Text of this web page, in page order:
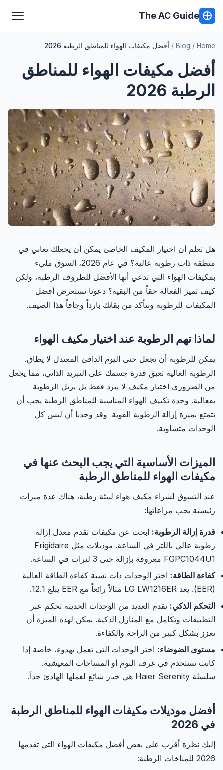
The AC Guide
Home
Blog أفضل مكيفات الهواء للمناطق الرطبة 2026
أفضل مكيفات الهواء للمناطق
الرطبة 2026
هل تعلم أن اختيار المكيف الخاطئ يمكن أن يجعلك تعاني في
منطقة ذات رطوبة عالية؟ في عام 2026، السوق مليء
بمكيفات الهواء التي تدعي أنها الأفضل للظروف الرطبة، ولكن
كيف تميز الفعالة حقاً من البقية؟ دعونا نستعرض أفضل
المكيفات للرطوبة ونتأكد من بقائك بارداً وجافاً هذا الصيف.
لماذا تهم الرطوبة عند اختيار مكيف الهواء
يمكن للرطوبة أن تجعل حتى اليوم الدافئ المعتدل لا يطاق.
الرطوبة العالية تعيق قدرة جسمك على التبريد الذاتي، مما يجعل
من الضروري اختيار مكيف لا يبرد فقط بل يزيل الرطوبة
بفعالية. وحدة تكييف الهواء المناسبة للمناطق الرطبة يجب أن
تتمتع بميزة إزالة الرطوبة القوية، وقد وجدنا أن ليس كل
الوحدات متساوية.
الميزات الأساسية التي يجب البحث عنها في
مكيفات الهواء للمناطق الرطبة
عند التسوق لشراء مكيف هواء لبيئة رطبة، هناك عدة ميزات
رئيسية يجب مراعاتها:
قدرة إزالة الرطوبة: ابحث عن مكيفات تقدم معدل إزالة
رطوبة عالي باللتر في الساعة. موديلات مثل Frigidaire
FGPC1044U1 معروفة بإزالة حتى 3 لترات في الساعة.
كفاءة الطاقة: اختر الوحدات ذات نسبة كفاءة الطاقة العالية
(EER). يعد LG LW1216ER مثالاً رائعاً مع EER يبلغ 12.1.
التحكم الذكي: تقدم العديد من الوحدات الحديثة تحكم عبر
التطبيقات وتكامل مع المنازل الذكية. يمكن لهذه الميزة أن
تعزز بشكل كبير من الراحة والكفاءة.
مستوى الضوضاء: اختر الوحدات التي تعمل بهدوء، خاصة إذا
كانت تستخدم في غرف النوم أو المساحات المعيشية.
سلسلة Haier Serenity هي خيار شائع لعملها الهادئ جداً.
أفضل موديلات مكيفات الهواء للمناطق الرطبة
في 2026
إليك نظرة أقرب على بعض أفضل مكيفات الهواء التي تقدمها
2026 للمناخات الرطبة: